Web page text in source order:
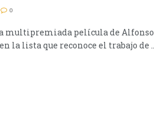
0
multipremiada película de Alfonso
la lista que reconoce el trabajo de ...